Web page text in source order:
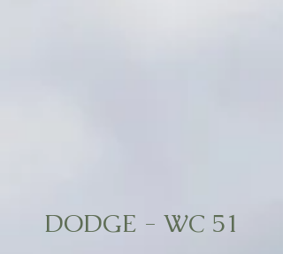
DODGE - WC 51